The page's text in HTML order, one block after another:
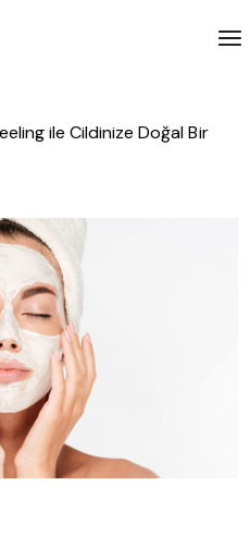
ile Cildinize Doğal Bir